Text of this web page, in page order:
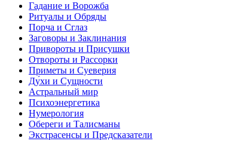
Гадание и Ворожба
Ритуалы и Обряды
Порча и Сглаз
Заговоры и Заклинания
Привороты и Присушки
Отвороты и Рассорки
Приметы и Суеверия
Ду́хи и Сущности
Астральный мир
Психоэнергетика
Нумерология
Обереги и Талисманы
Экстрасенсы и Предсказатели